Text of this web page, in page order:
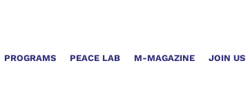
PROGRAMS PEACE LAB M-MAGAZINE JOIN US